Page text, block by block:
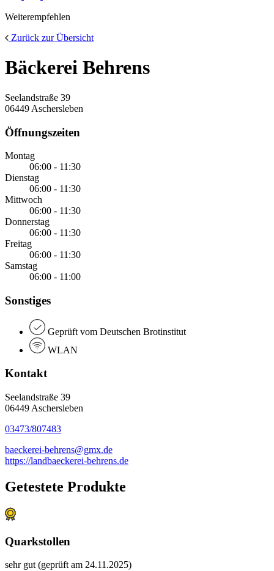
Weiterempfehlen
Zurück zur Übersicht
Bäckerei Behrens
Seelandstraße 39
06449 Aschersleben
Öffnungszeiten
Montag
06:00 - 11:30
Dienstag
06:00 - 11:30
Mittwoch
06:00 - 11:30
Donnerstag
06:00 - 11:30
Freitag
06:00 - 11:30
Samstag
06:00 - 11:00
Sonstiges
Geprüft vom Deutschen Brotinstitut
WLAN
Kontakt
Seelandstraße 39
06449 Aschersleben
03473/807483
baeckerei-behrens@gmx.de
https://landbaeckerei-behrens.de
Getestete Produkte
Quarkstollen
sehr gut (geprüft am 24.11.2025)